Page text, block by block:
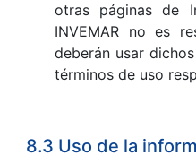
otras páginas de
INVEMAR no es
deberán usar
términos de uso
8.3 Uso de la